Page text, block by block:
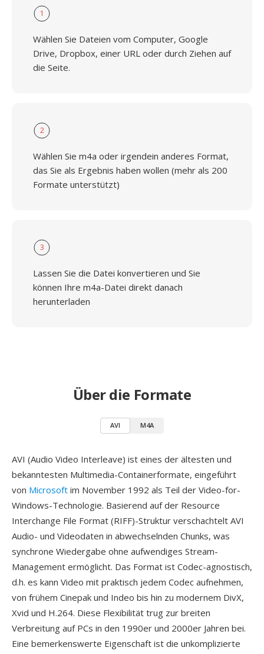
1
Wählen Sie Dateien vom Computer, Google
Drive, Dropbox, einer URL oder durch Ziehen auf
die Seite.
2
Wählen Sie m4a oder irgendein anderes Format,
das Sie als Ergebnis haben wollen (mehr als 200
Formate unterstützt)
3
Lassen Sie die Datei konvertieren und Sie
können Ihre m4a-Datei direkt danach
herunterladen
Über die Formate
AVI M4A
AVI (Audio Video Interleave) ist eines der ältesten und
bekanntesten Multimedia-Containerformate, eingeführt
von Microsoft im November 1992 als Teil der Video-for-
Windows-Technologie. Basierend auf der Resource
Interchange File Format (RIFF)-Struktur verschachtelt AVI
Audio- und Videodaten in abwechselnden Chunks, was
synchrone Wiedergabe ohne aufwendiges Stream-
Management ermöglicht. Das Format ist Codec-agnostisch,
d.h. es kann Video mit praktisch jedem Codec aufnehmen,
von frühem Cinepak und Indeo bis hin zu modernem DivX,
Xvid und H.264. Diese Flexibilität trug zur breiten
Verbreitung auf PCs in den 1990er und 2000er Jahren bei.
Eine bemerkenswerte Eigenschaft ist die unkomplizierte